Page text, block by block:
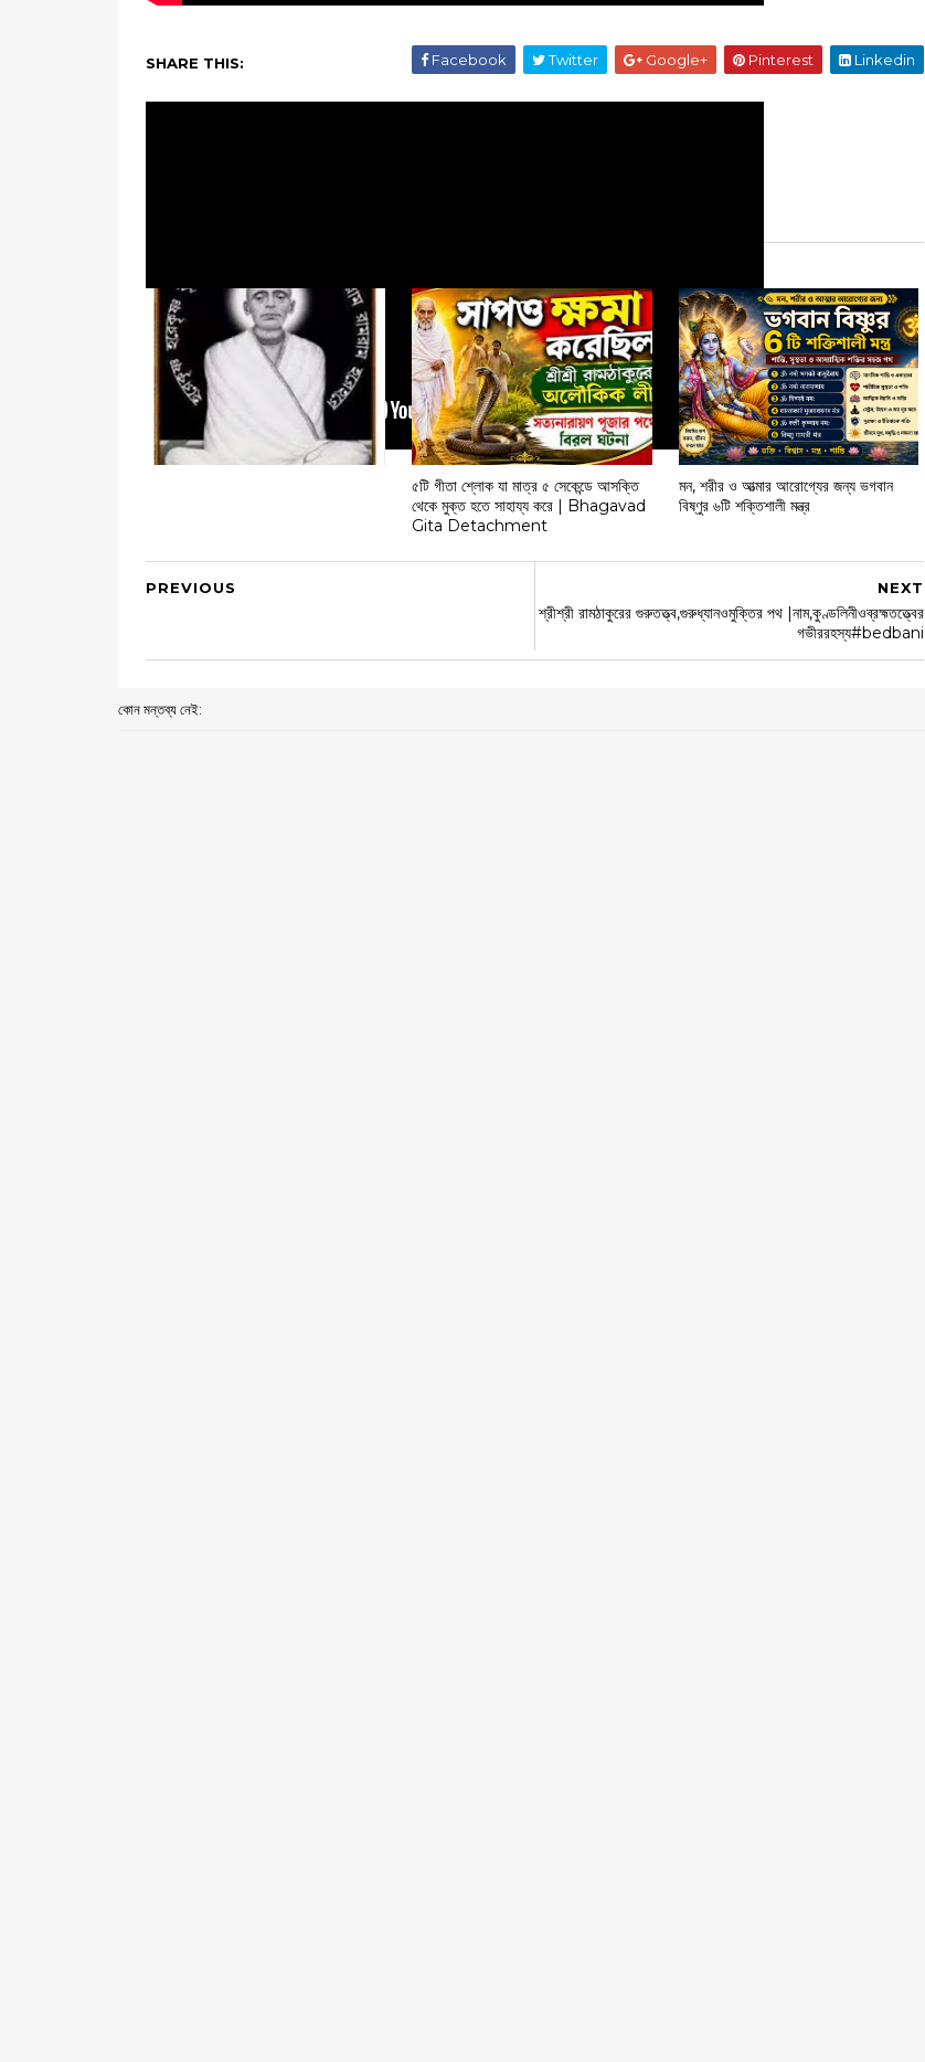
SHARE THIS: Facebook Twitter Google+ Pinterest Linkedin
৫টি গীতা শ্লোক যা মাত্র ৫ সেকেন্ডে আসক্তি
থেকে মুক্ত হতে সাহায্য করে | Bhagavad
Gita Detachment
মন, শরীর ও আত্মার আরোগ্যের জন্য ভগবান
বিষ্ণুর ৬টি শক্তিশালী মন্ত্র
NEXT
শ্রীশ্রী রামঠাকুরের গুরুতত্ত্ব,গুরুধ্যানওমুক্তির পথ |নাম,কুণ্ডলিনীওব্রহ্মতত্ত্বের
গভীররহস্য#bedbani
PREVIOUS
কোন মন্তব্য নেই: